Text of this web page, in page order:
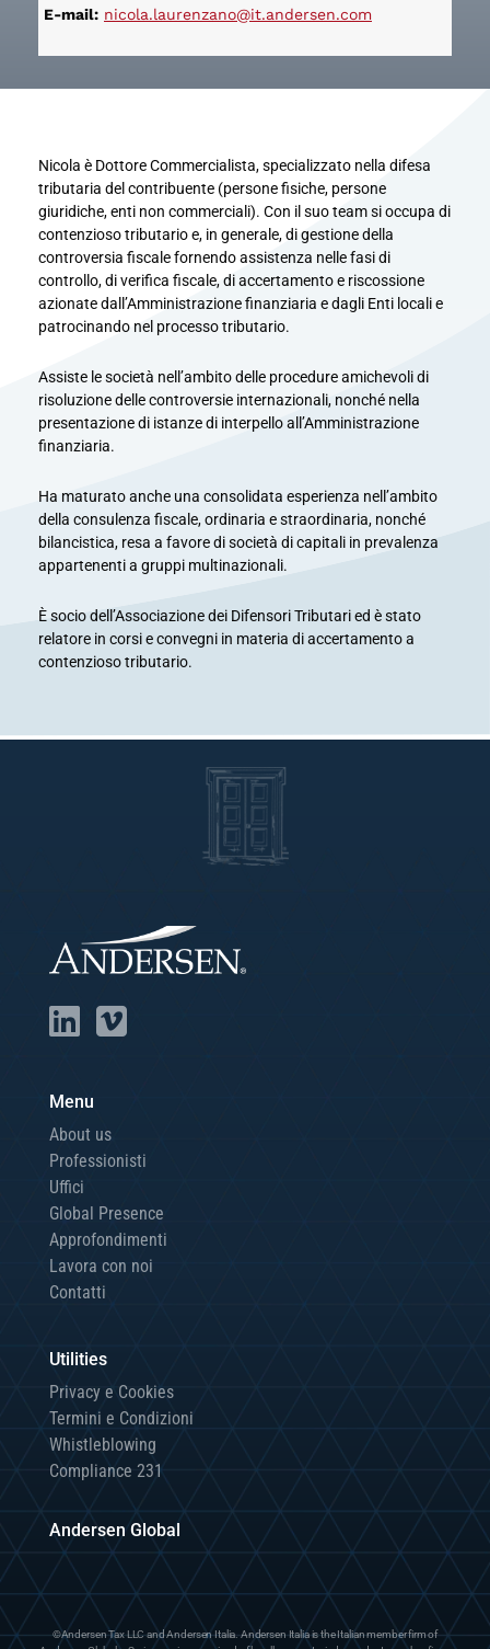
E-mail: nicola.laurenzano@it.andersen.com
Nicola è Dottore Commercialista, specializzato nella difesa
tributaria del contribuente (persone fisiche, persone
giuridiche, enti non commerciali). Con il suo team si occupa di
contenzioso tributario e, in generale, di gestione della
controversia fiscale fornendo assistenza nelle fasi di
controllo, di verifica fiscale, di accertamento e riscossione
azionate dall’Amministrazione finanziaria e dagli Enti locali e
patrocinando nel processo tributario.
Assiste le società nell’ambito delle procedure amichevoli di
risoluzione delle controversie internazionali, nonché nella
presentazione di istanze di interpello all’Amministrazione
finanziaria.
Ha maturato anche una consolidata esperienza nell’ambito
della consulenza fiscale, ordinaria e straordinaria, nonché
bilancistica, resa a favore di società di capitali in prevalenza
appartenenti a gruppi multinazionali.
È socio dell’Associazione dei Difensori Tributari ed è stato
relatore in corsi e convegni in materia di accertamento a
contenzioso tributario.
Menu
About us
Professionisti
Uffici
Global Presence
Approfondimenti
Lavora con noi
Contatti
Utilities
Privacy e Cookies
Termini e Condizioni
Whistleblowing
Compliance 231
Andersen Global
©Andersen Tax LLC and Andersen Italia. Andersen Italia is the Italian member firm of